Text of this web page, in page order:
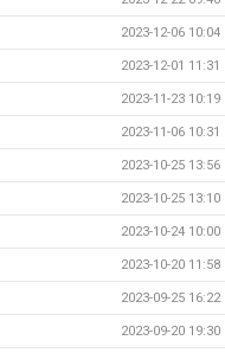
2023-12-06 10:04
2023-12-01 11:31
2023-11-23 10:19
2023-11-06 10:31
2023-10-25 13:56
2023-10-25 13:10
2023-10-24 10:00
2023-10-20 11:58
2023-09-25 16:22
2023-09-20 19:30